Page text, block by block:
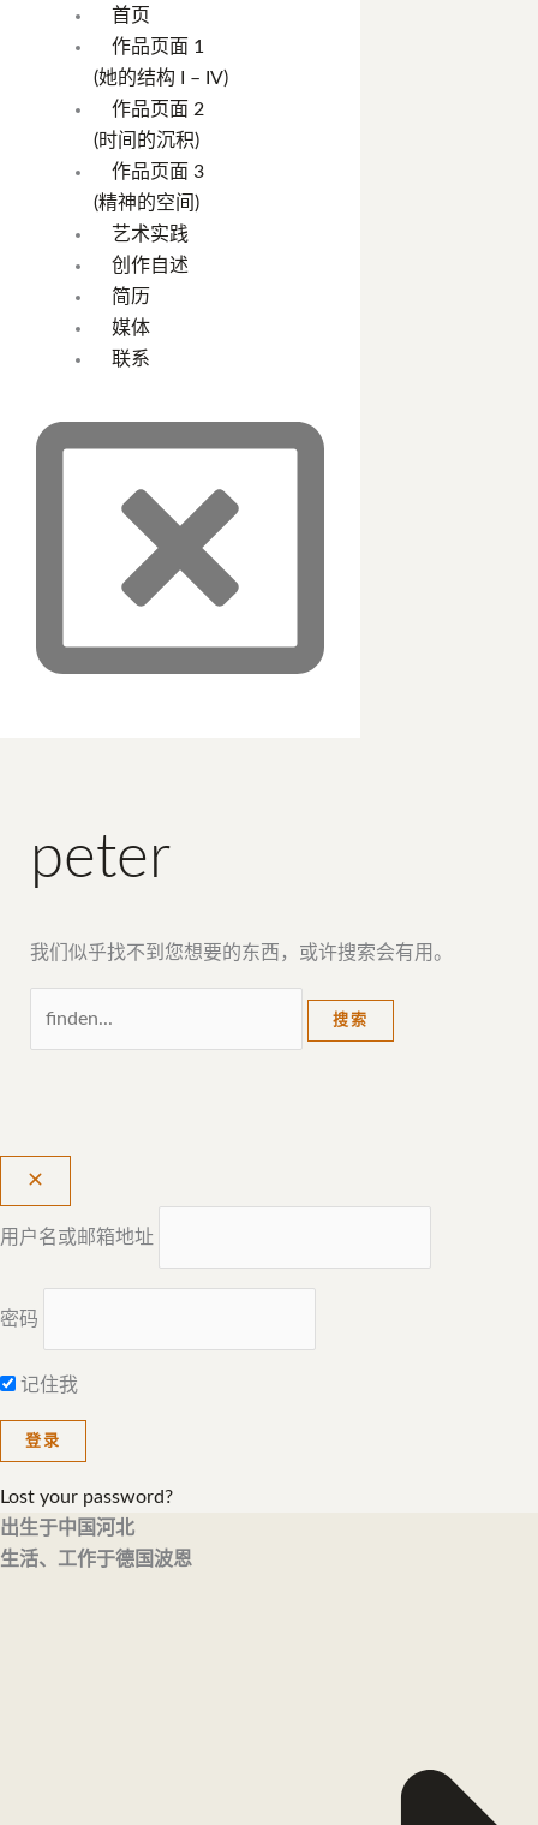
首页
作品页面 1
(她的结构 I – IV)
作品页面 2
(时间的沉积)
作品页面 3
(精神的空间)
艺术实践
创作自述
简历
媒体
联系
peter
我们似乎找不到您想要的东西，或许搜索会有用。
用户名或邮箱地址
密码
记住我
Lost your password?
出生于中国河北
生活、工作于德国波恩